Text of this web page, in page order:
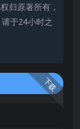
归原著所有，
于24小时之
下载